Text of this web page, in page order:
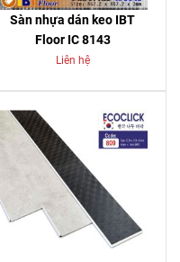
Sàn nhựa dán keo IBT
Floor IC 8143
Liên hệ